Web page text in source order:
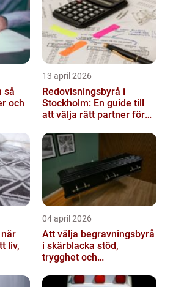
och
13 april 2026
Redovisningsbyrå i
Stockholm: En guide till
att välja rätt partner för
liv,
04 april 2026
Att välja begravningsbyrå
i skärblacka stöd,
trygghet och